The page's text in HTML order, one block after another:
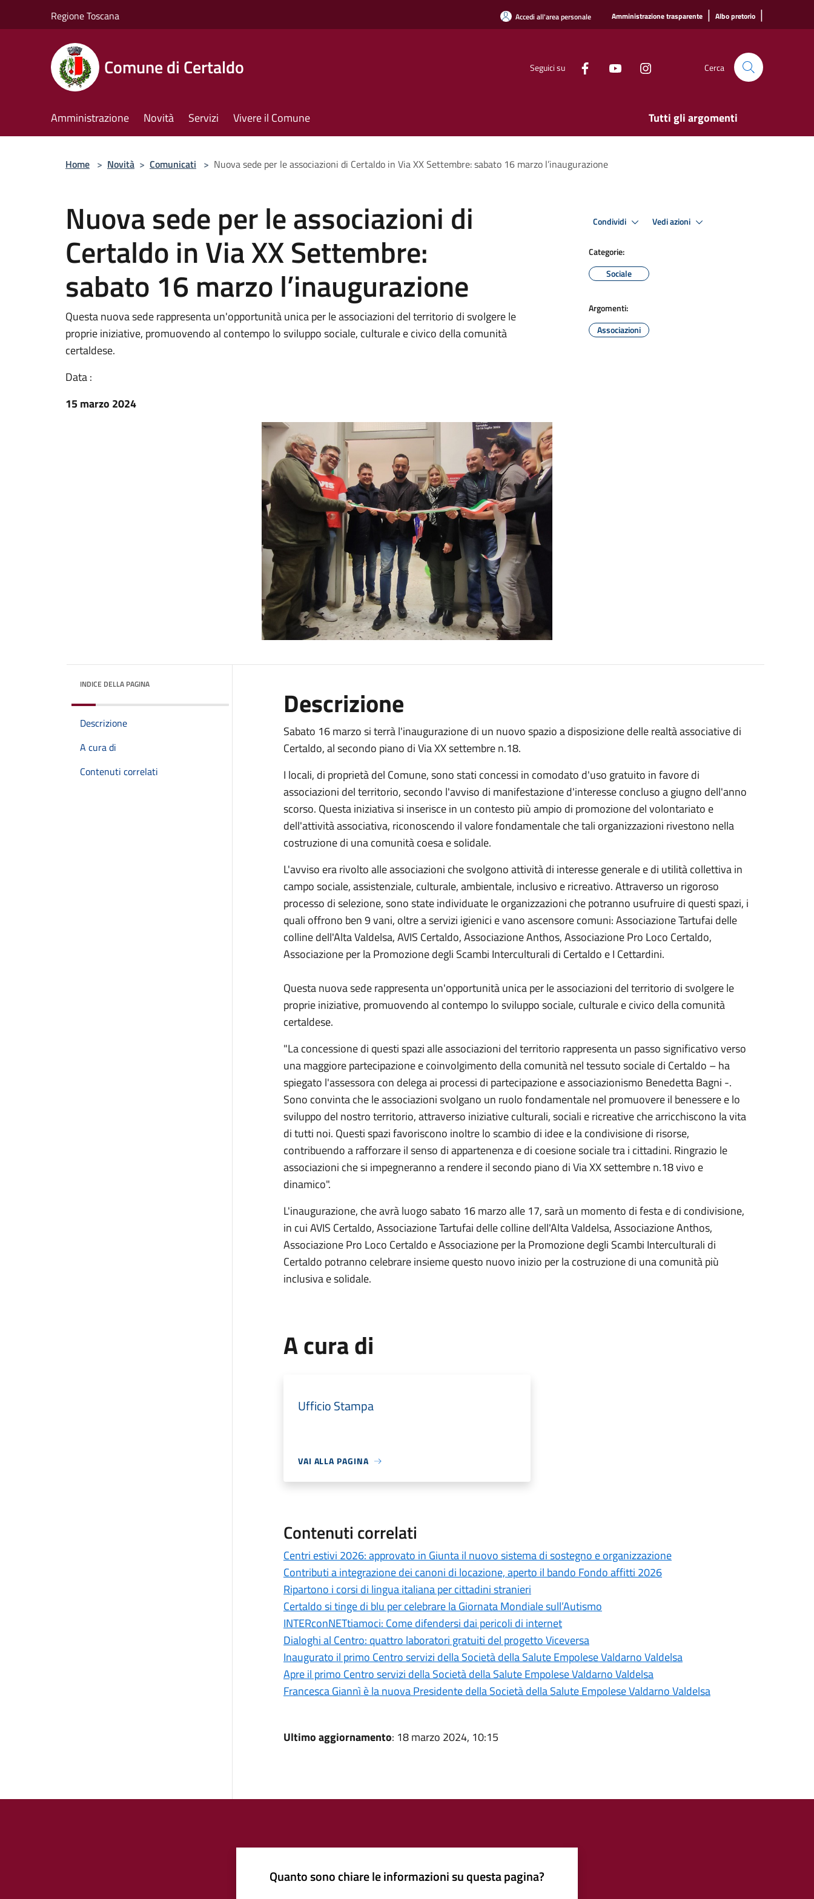
Regione Toscana Accedi all'area personale Amministrazione trasparente | Albo pretorio |
Comune di Certaldo Seguici su Cerca
Amministrazione Novità Servizi Vivere il Comune Tutti gli argomenti
Home > Novità > Comunicati > Nuova sede per le associazioni di Certaldo in Via XX Settembre: sabato 16 marzo l’inaugurazione
Nuova sede per le associazioni di
Certaldo in Via XX Settembre:
sabato 16 marzo l’inaugurazione
Questa nuova sede rappresenta un'opportunità unica per le associazioni del territorio di svolgere le
proprie iniziative, promuovendo al contempo lo sviluppo sociale, culturale e civico della comunità
certaldese.
Data :
15 marzo 2024
Condividi Vedi azioni
Categorie:
Sociale
Argomenti:
Associazioni
INDICE DELLA PAGINA
Descrizione
A cura di
Contenuti correlati
Descrizione
Sabato 16 marzo si terrà l'inaugurazione di un nuovo spazio a disposizione delle realtà associative di
Certaldo, al secondo piano di Via XX settembre n.18.
I locali, di proprietà del Comune, sono stati concessi in comodato d'uso gratuito in favore di
associazioni del territorio, secondo l'avviso di manifestazione d'interesse concluso a giugno dell'anno
scorso. Questa iniziativa si inserisce in un contesto più ampio di promozione del volontariato e
dell'attività associativa, riconoscendo il valore fondamentale che tali organizzazioni rivestono nella
costruzione di una comunità coesa e solidale.
L'avviso era rivolto alle associazioni che svolgono attività di interesse generale e di utilità collettiva in
campo sociale, assistenziale, culturale, ambientale, inclusivo e ricreativo. Attraverso un rigoroso
processo di selezione, sono state individuate le organizzazioni che potranno usufruire di questi spazi, i
quali offrono ben 9 vani, oltre a servizi igienici e vano ascensore comuni: Associazione Tartufai delle
colline dell'Alta Valdelsa, AVIS Certaldo, Associazione Anthos, Associazione Pro Loco Certaldo,
Associazione per la Promozione degli Scambi Interculturali di Certaldo e I Cettardini.
Questa nuova sede rappresenta un'opportunità unica per le associazioni del territorio di svolgere le
proprie iniziative, promuovendo al contempo lo sviluppo sociale, culturale e civico della comunità
certaldese.
"La concessione di questi spazi alle associazioni del territorio rappresenta un passo significativo verso
una maggiore partecipazione e coinvolgimento della comunità nel tessuto sociale di Certaldo – ha
spiegato l'assessora con delega ai processi di partecipazione e associazionismo Benedetta Bagni -.
Sono convinta che le associazioni svolgano un ruolo fondamentale nel promuovere il benessere e lo
sviluppo del nostro territorio, attraverso iniziative culturali, sociali e ricreative che arricchiscono la vita
di tutti noi. Questi spazi favoriscono inoltre lo scambio di idee e la condivisione di risorse,
contribuendo a rafforzare il senso di appartenenza e di coesione sociale tra i cittadini. Ringrazio le
associazioni che si impegneranno a rendere il secondo piano di Via XX settembre n.18 vivo e
dinamico".
L'inaugurazione, che avrà luogo sabato 16 marzo alle 17, sarà un momento di festa e di condivisione,
in cui AVIS Certaldo, Associazione Tartufai delle colline dell'Alta Valdelsa, Associazione Anthos,
Associazione Pro Loco Certaldo e Associazione per la Promozione degli Scambi Interculturali di
Certaldo potranno celebrare insieme questo nuovo inizio per la costruzione di una comunità più
inclusiva e solidale.
A cura di
Ufficio Stampa
VAI ALLA PAGINA
Contenuti correlati
Centri estivi 2026: approvato in Giunta il nuovo sistema di sostegno e organizzazione
Contributi a integrazione dei canoni di locazione, aperto il bando Fondo affitti 2026
Ripartono i corsi di lingua italiana per cittadini stranieri
Certaldo si tinge di blu per celebrare la Giornata Mondiale sull’Autismo
INTERconNETtiamoci: Come difendersi dai pericoli di internet
Dialoghi al Centro: quattro laboratori gratuiti del progetto Viceversa
Inaugurato il primo Centro servizi della Società della Salute Empolese Valdarno Valdelsa
Apre il primo Centro servizi della Società della Salute Empolese Valdarno Valdelsa
Francesca Giannì è la nuova Presidente della Società della Salute Empolese Valdarno Valdelsa
Ultimo aggiornamento: 18 marzo 2024, 10:15
Quanto sono chiare le informazioni su questa pagina?